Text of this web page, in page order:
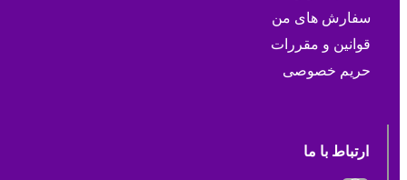
سفارش های من
قوانین و مقررات
حریم خصوصی
ارتباط با ما